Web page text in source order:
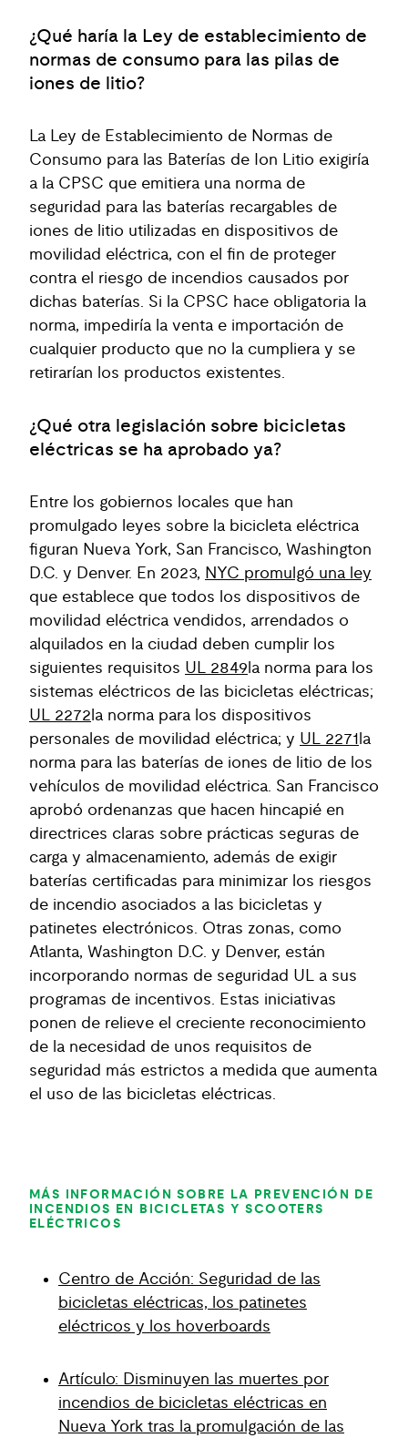
¿Qué haría la Ley de establecimiento de
normas de consumo para las pilas de
iones de litio?
La Ley de Establecimiento de Normas de
Consumo para las Baterías de Ion Litio exigiría
a la CPSC que emitiera una norma de
seguridad para las baterías recargables de
iones de litio utilizadas en dispositivos de
movilidad eléctrica, con el fin de proteger
contra el riesgo de incendios causados por
dichas baterías. Si la CPSC hace obligatoria la
norma, impediría la venta e importación de
cualquier producto que no la cumpliera y se
retirarían los productos existentes.
¿Qué otra legislación sobre bicicletas
eléctricas se ha aprobado ya?
Entre los gobiernos locales que han
promulgado leyes sobre la bicicleta eléctrica
figuran Nueva York, San Francisco, Washington
D.C. y Denver. En 2023, NYC promulgó una ley
que establece que todos los dispositivos de
movilidad eléctrica vendidos, arrendados o
alquilados en la ciudad deben cumplir los
siguientes requisitos UL 2849 la norma para los
sistemas eléctricos de las bicicletas eléctricas;
UL 2272 la norma para los dispositivos
personales de movilidad eléctrica; y UL 2271 la
norma para las baterías de iones de litio de los
vehículos de movilidad eléctrica. San Francisco
aprobó ordenanzas que hacen hincapié en
directrices claras sobre prácticas seguras de
carga y almacenamiento, además de exigir
baterías certificadas para minimizar los riesgos
de incendio asociados a las bicicletas y
patinetes electrónicos. Otras zonas, como
Atlanta, Washington D.C. y Denver, están
incorporando normas de seguridad UL a sus
programas de incentivos. Estas iniciativas
ponen de relieve el creciente reconocimiento
de la necesidad de unos requisitos de
seguridad más estrictos a medida que aumenta
el uso de las bicicletas eléctricas.
MÁS INFORMACIÓN SOBRE LA PREVENCIÓN DE
INCENDIOS EN BICICLETAS Y SCOOTERS
ELÉCTRICOS
Centro de Acción: Seguridad de las
bicicletas eléctricas, los patinetes
eléctricos y los hoverboards
Artículo: Disminuyen las muertes por
incendios de bicicletas eléctricas en
Nueva York tras la promulgación de las